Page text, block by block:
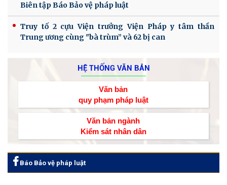
Biên tập Báo Bảo vệ pháp luật
Truy tố 2 cựu Viện trưởng Viện Pháp y tâm thần
Trung ương cùng "bà trùm” và 62 bị can
HỆ THỐNG VĂN BẢN
Văn bản
quy phạm pháp luật
Văn bản ngành
Kiểm sát nhân dân
Báo Bảo vệ pháp luật